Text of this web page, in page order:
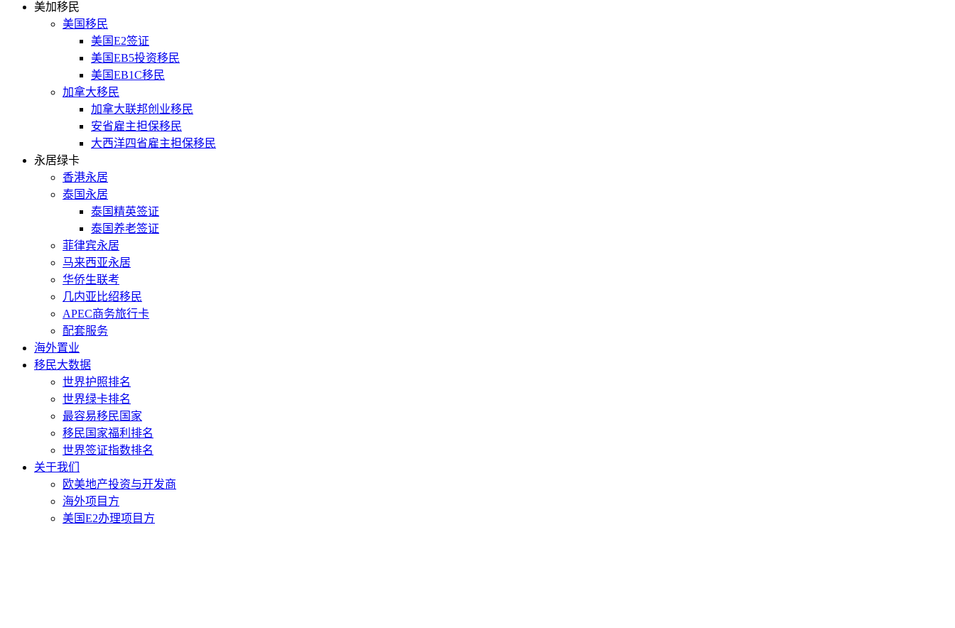
美加移民
美国移民
美国E2签证
美国EB5投资移民
美国EB1C移民
加拿大移民
加拿大联邦创业移民
安省雇主担保移民
大西洋四省雇主担保移民
永居绿卡
香港永居
泰国永居
泰国精英签证
泰国养老签证
菲律宾永居
马来西亚永居
华侨生联考
几内亚比绍移民
APEC商务旅行卡
配套服务
海外置业
移民大数据
世界护照排名
世界绿卡排名
最容易移民国家
移民国家福利排名
世界签证指数排名
关于我们
欧美地产投资与开发商
海外项目方
美国E2办理项目方